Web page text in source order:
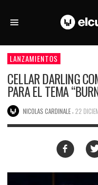
LANZAMIENTOS
CELLAR DARLING
PARA EL TEMA
NICOLAS CARDINALE 22